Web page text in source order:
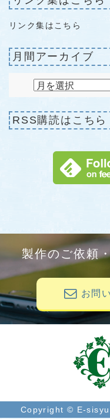
リンク集はこちら
月間アーカイブ
RSS購読はこちら
製作のご依頼
お問
Copyright © E-